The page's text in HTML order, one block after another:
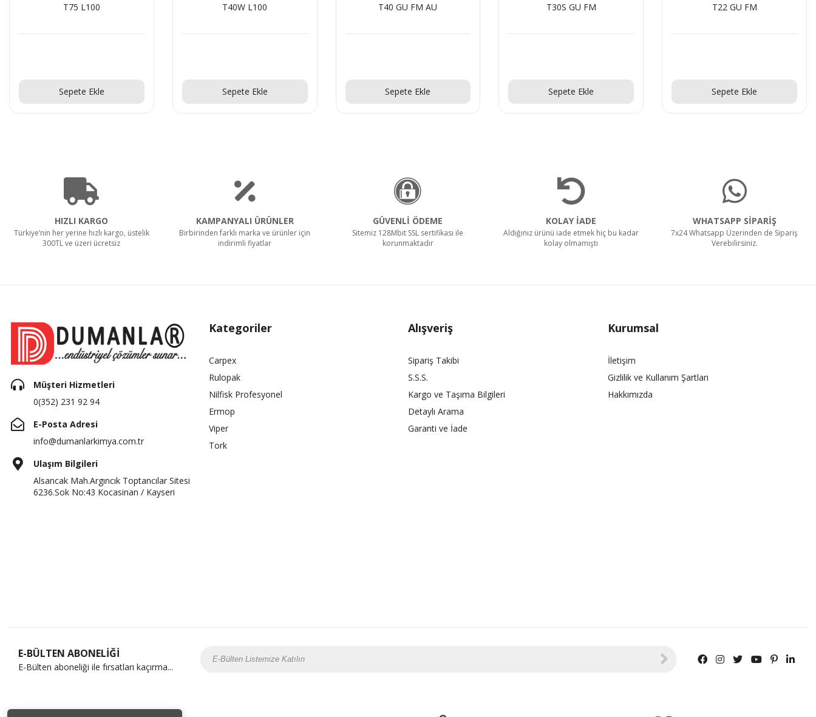
T75 L100
Sepete Ekle
T40W L100
Sepete Ekle
T40 GU FM AU
Sepete Ekle
T30S GU FM
Sepete Ekle
T22 GU FM
Sepete Ekle
HIZLI KARGO
Türkiye’nin her yerine hızlı kargo, üstelik
300TL ve üzeri ücretsiz
KAMPANYALI ÜRÜNLER
Birbirinden farklı marka ve ürünler için
indirimli fiyatlar
GÜVENLİ ÖDEME
Sitemiz 128Mbit SSL sertifikası ile
korunmaktadır
KOLAY İADE
Aldığınız ürünü iade etmek hiç bu kadar
kolay olmamıştı
WHATSAPP SİPARİŞ
7x24 Whatsapp Üzerinden de Sipariş
Verebilirsiniz.
Müşteri Hizmetleri
0(352) 231 92 94
E-Posta Adresi
info@dumanlarkimya.com.tr
Ulaşım Bilgileri
Alsancak Mah.Argıncık Toptancılar Sitesi
6236.Sok No:43 Kocasinan / Kayseri
Kategoriler
Carpex
Rulopak
Nilfisk Profesyonel
Ermop
Viper
Tork
Alışveriş
Sipariş Takibi
S.S.S.
Kargo ve Taşıma Bilgileri
Detaylı Arama
Garanti ve İade
Kurumsal
İletişim
Gizlilik ve Kullanım Şartları
Hakkımızda
E-BÜLTEN ABONELİĞİ
E-Bülten aboneliği ile fırsatları kaçırma...